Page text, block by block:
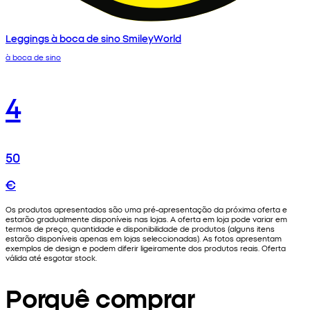
Leggings à boca de sino SmileyWorld
à boca de sino
4
50
€
Os produtos apresentados são uma pré-apresentação da próxima oferta e
estarão gradualmente disponíveis nas lojas. A oferta em loja pode variar em
termos de preço, quantidade e disponibilidade de produtos (alguns itens
estarão disponíveis apenas em lojas seleccionadas). As fotos apresentam
exemplos de design e podem diferir ligeiramente dos produtos reais. Oferta
válida até esgotar stock.
Porquê comprar